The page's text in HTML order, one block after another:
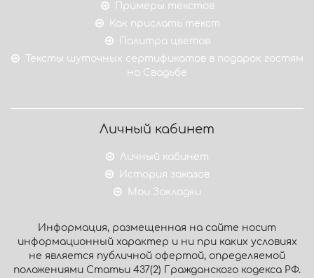
Примеры текстов
Как прислать текст
Палитра цветов
Тексты шуточных сертификатов в подарок гостям
на Свадьбе
Личный кабинет
Личный кабинет
История заказов
Мои Закладки
Информация, размещенная на сайте носит
информационный характер и ни при каких условиях
не является публичной офертой, определяемой
положениями Статьи 437(2) Гражданского кодекса РФ.